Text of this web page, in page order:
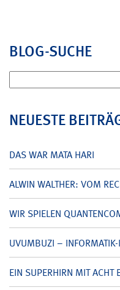
BLOG-SUCHE
nach:
NEUESTE
DAS WAR MATA HARI
ALWIN WALTHER: VOM
WIR SPIELEN
UVUMBUZI –
EIN SUPERHIRN MIT ACHT